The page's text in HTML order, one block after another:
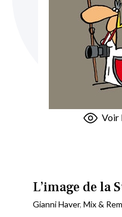
L’image de la
Gianni Haver, Mix &
the
images
gallery
Voir